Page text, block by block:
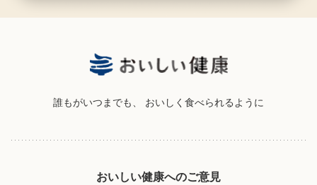
誰もがいつまでも、 おいしく食べられるように
おいしい健康へのご意見